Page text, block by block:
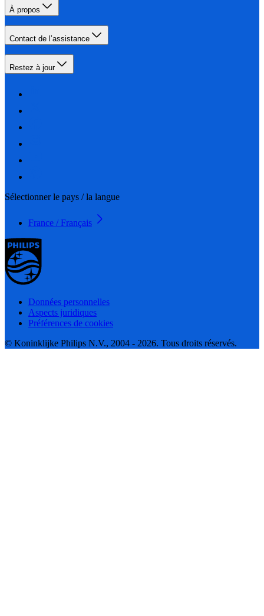
À propos
Contact de l’assistance
Restez à jour
Sélectionner le pays / la langue
France / Français
Données personnelles
Aspects juridiques
Préférences de cookies
© Koninklijke Philips N.V., 2004 - 2026. Tous droits réservés.